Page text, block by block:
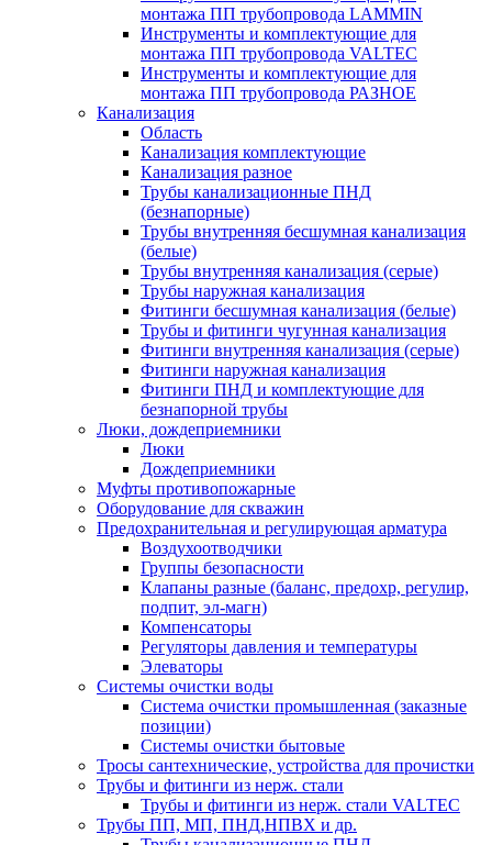
монтажа ПП трубопровода LAMMIN
Инструменты и комплектующие для
монтажа ПП трубопровода VALTEC
Инструменты и комплектующие для
монтажа ПП трубопровода РАЗНОЕ
Канализация
Область
Канализация комплектующие
Канализация разное
Трубы канализационные ПНД
(безнапорные)
Трубы внутренняя бесшумная канализация
(белые)
Трубы внутренняя канализация (серые)
Трубы наружная канализация
Фитинги бесшумная канализация (белые)
Трубы и фитинги чугунная канализация
Фитинги внутренняя канализация (серые)
Фитинги наружная канализация
Фитинги ПНД и комплектующие для
безнапорной трубы
Люки, дождеприемники
Люки
Дождеприемники
Муфты противопожарные
Оборудование для скважин
Предохранительная и регулирующая арматура
Воздухоотводчики
Группы безопасности
Клапаны разные (баланс, предохр, регулир,
подпит, эл-магн)
Компенсаторы
Регуляторы давления и температуры
Элеваторы
Системы очистки воды
Система очистки промышленная (заказные
позиции)
Системы очистки бытовые
Тросы сантехнические, устройства для прочистки
Трубы и фитинги из нерж. стали
Трубы и фитинги из нерж. стали VALTEC
Трубы ПП, МП, ПНД,НПВХ и др.